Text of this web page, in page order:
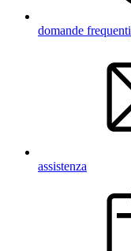
domande frequenti
assistenza